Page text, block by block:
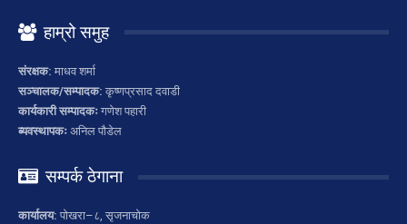
हाम्रो समुह
संरक्षक: माधव शर्मा
सञ्चालक/सम्पादक: कृष्णप्रसाद दवाडी
कार्यकारी सम्पादकः गणेश पहारी
ब्यवस्थापकः अनिल पौडेल
सम्पर्क ठेगाना
कार्यालय: पोखरा–८, सृजनाचोक